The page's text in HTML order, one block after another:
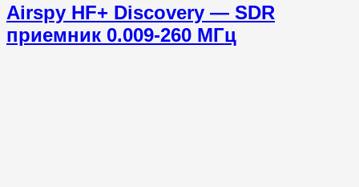
Airspy HF+ Discovery — SDR
приемник 0.009-260 МГц